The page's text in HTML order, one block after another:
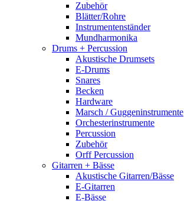
Zubehör
Blätter/Rohre
Instrumentenständer
Mundharmonika
Drums + Percussion
Akustische Drumsets
E-Drums
Snares
Becken
Hardware
Marsch / Guggeninstrumente
Orchesterinstrumente
Percussion
Zubehör
Orff Percussion
Gitarren + Bässe
Akustische Gitarren/Bässe
E-Gitarren
E-Bässe